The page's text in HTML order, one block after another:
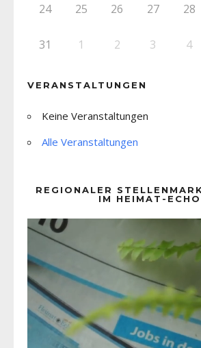
24 25 26 27 28
31 1 2 3 4
VERANSTALTUNGEN
Keine Veranstaltungen
Alle Veranstaltungen
REGIONALER
IM HEIMAT-ECHO
Player